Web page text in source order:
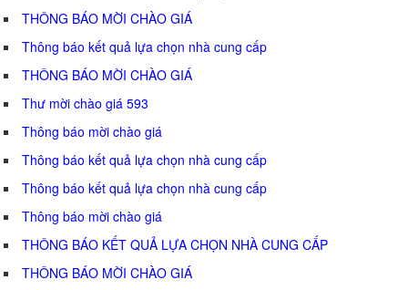
THÔNG BÁO MỜI CHÀO GIÁ
Thông báo kết quả lựa chọn nhà cung cấp
THÔNG BÁO MỜI CHÀO GIÁ
Thư mời chào giá 593
Thông báo mời chào giá
Thông báo kết quả lựa chọn nhà cung cấp
Thông báo kết quả lựa chọn nhà cung cấp
Thông báo mời chào giá
THÔNG BÁO KẾT QUẢ LỰA CHỌN NHÀ CUNG CẤP
THÔNG BÁO MỜI CHÀO GIÁ